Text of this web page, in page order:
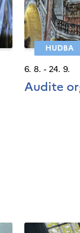
HUDBA
6. 8. - 24. 9.
Audite